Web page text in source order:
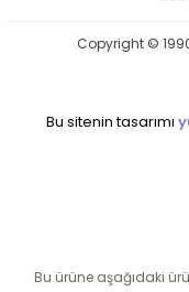
Copyright © 1990
Bu sitenin tasarımı
Bu ürüne aşağıdaki